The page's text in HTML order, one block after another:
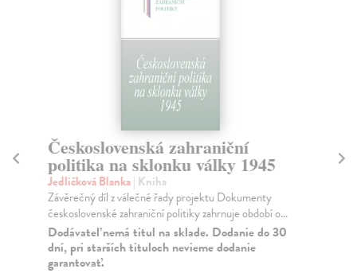
Československá zahraniční
politika na sklonku války 1945
Jedličková Blanka| Kniha
Závěrečný díl z válečné řady projektu Dokumenty
československé zahraniční politiky zahrnuje období o...
Dodávateľ nemá titul na sklade. Dodanie do 30
dní, pri starších tituloch nevieme dodanie
garantovať.